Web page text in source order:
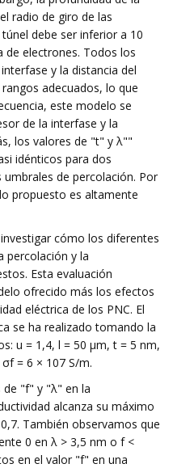
radio de giro de las
debe ser inferior a 10
electrones. Todos los
y la distancia del
adecuados, lo que
este modelo se
de la interfase y la
los valores de "t" y λ""
idénticos para dos
de percolación. Por
propuesto es altamente
cómo los diferentes
percolación y la
Esta evaluación
ofrecido más los efectos
eléctrica de los PNC. El
se ha realizado tomando la
u = 1,4, l = 50 µm, t = 5 nm,
= 6 × 107 S/m.
de "f" y "λ" en la
alcanza su máximo
También observamos que
0 en λ > 3,5 nm o f <
en el valor "f" en una